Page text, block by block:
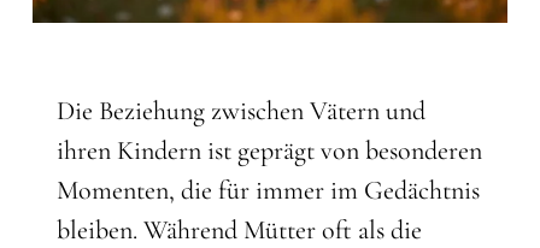
Die Beziehung zwischen Vätern und
ihren Kindern ist geprägt von besonderen
Momenten, die für immer im Gedächtnis
bleiben. Während Mütter oft als die